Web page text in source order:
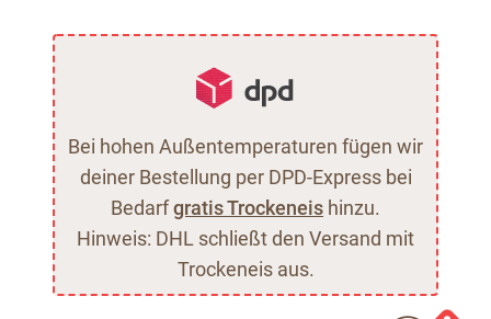
Bei hohen Außentemperaturen fügen wir
deiner Bestellung per DPD-Express bei
Bedarfgratis Trockeneis hinzu.
Hinweis: DHL schließt den Versand mit
Trockeneis aus.